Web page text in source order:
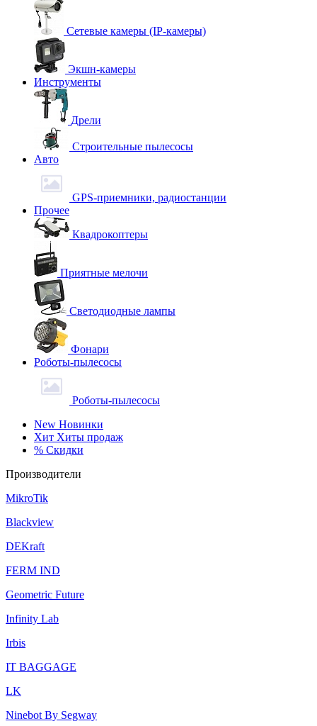
Сетевые камеры (IP-камеры)
Экшн-камеры
Инструменты
Дрели
Строительные пылесосы
Авто
GPS-приемники, радиостанции
Прочее
Квадрокоптеры
Приятные мелочи
Светодиодные лампы
Фонари
Роботы-пылесосы
Роботы-пылесосы
New Новинки
Хит Хиты продаж
% Скидки
Производители
MikroTik
Blackview
DEKraft
FERM IND
Geometric Future
Infinity Lab
Irbis
IT BAGGAGE
LK
Ninebot By Segway